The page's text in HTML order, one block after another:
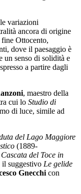
variazioni
ancora di origine
Ottocento,
dove il paesaggio è
un senso di solidità e
a partire dagli
, maestro della
cui lo Studio di
di luce, simile ad
del Lago Maggiore
(1889-
Cascata del Toce in
il suggestivo Le gelide
Gnecchi con